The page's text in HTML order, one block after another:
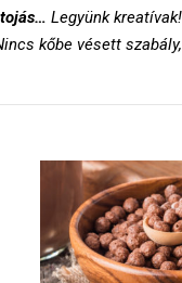
Legyünk
kőbe vésett